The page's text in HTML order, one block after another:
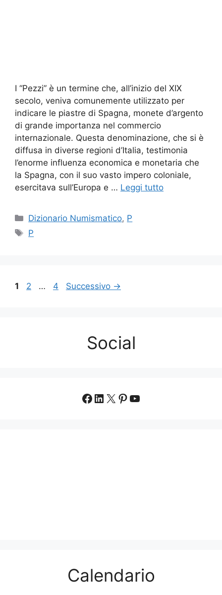
I “Pezzi” è un termine che, all’inizio del XIX
secolo, veniva comunemente utilizzato per
indicare le piastre di Spagna, monete d’argento
di grande importanza nel commercio
internazionale. Questa denominazione, che si è
diffusa in diverse regioni d’Italia, testimonia
l’enorme influenza economica e monetaria che
la Spagna, con il suo vasto impero coloniale,
esercitava sull’Europa e … Leggi tutto
Categorie
Dizionario Numismatico, P
Tag
P
Pagina
1 Pagina
2 … Pagina
4 Successivo →
Social
Facebook
LinkedIn
X Pinterest
YouTube
Calendario